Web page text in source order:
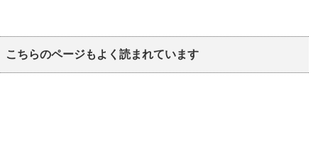
こちらのページもよく読まれています